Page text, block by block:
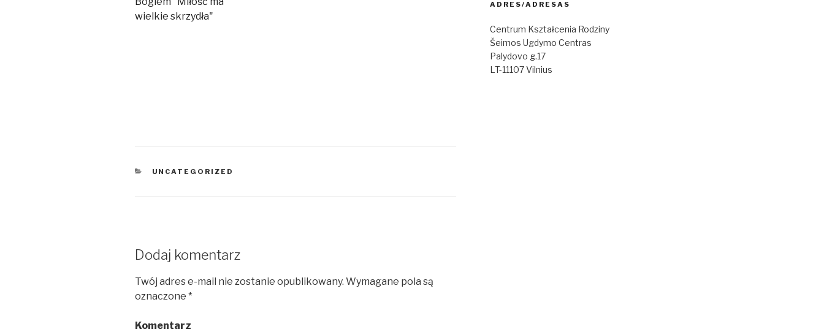
KATEGORIE
UNCATEGORIZED
Dodaj komentarz
Twój adres e-mail nie zostanie opublikowany. Wymagane pola są
oznaczone *
Komentarz
ADRES/ADRESAS
Centrum Kształcenia Rodziny
Šeimos Ugdymo Centras
Palydovo g.17
LT-11107 Vilnius